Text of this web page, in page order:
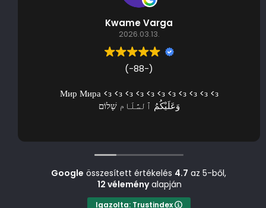
Kwame Varga
2026.03.13.
(-88-)
Мир Мира <з <з <з <з <з <з <з <з <з <з <з
وَعَلَيْكُمُ ٱلسَّلَام שָׁלוֹם
Google összesített értékelés 4.7 az 5-ből,
12 véleményalapján
Igazolta: Trustindex